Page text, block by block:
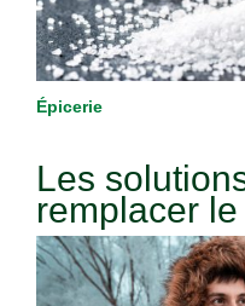
Épicerie
Les
remplacer le